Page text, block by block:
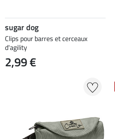
sugar dog
Clips pour barres et cerceaux
d'agility
2,99 €